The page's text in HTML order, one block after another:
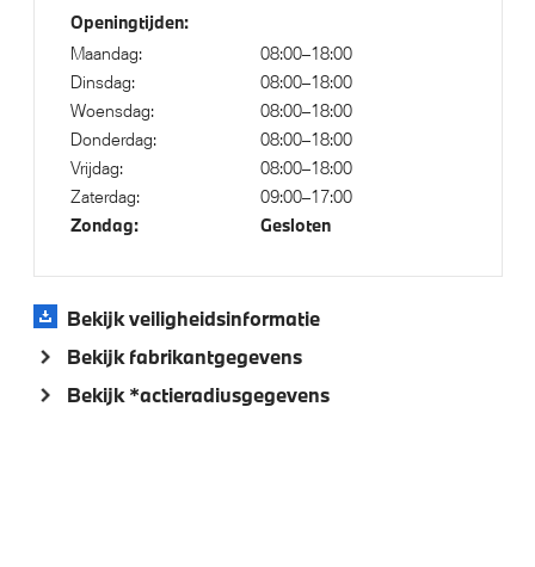
Automatische 3-zone Airconditioning
Elektrische voorzieningen
Driving Assistant
Active Cruise Control
Comfort Access
High-beam assistant
Bandenspanningsweergavesysteem
Automatisch dimmende binnen- en buitenspiegel
Openingtijden:
Maandag:
08:00–18:00
Dinsdag:
08:00–18:00
Woensdag:
08:00–18:00
Donderdag:
08:00–18:00
Vrijdag:
08:00–18:00
Zaterdag:
09:00–17:00
Zondag: Gesloten
Bekijk veiligheidsinformatie
Bekijk fabrikantgegevens
Bekijk *actieradiusgegevens